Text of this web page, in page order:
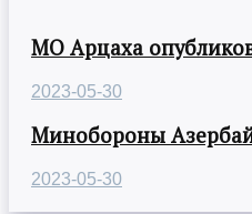
МО Арцаха
2023-05-30
Минобороны
2023-05-30